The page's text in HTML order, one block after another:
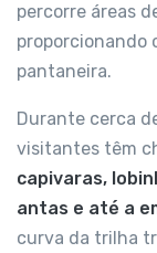
percorre áreas
proporcionando
pantaneira.
Durante cerca
visitantes têm
capivaras,
antas e até a
curva da trilha